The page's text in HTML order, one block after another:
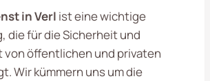
in Verl ist eine wichtige
die für die Sicherheit und
von öffentlichen und privaten
Wir kümmern uns um die